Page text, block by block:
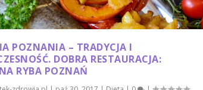
POZNANIA – TRADYCJA I
DOBRA RESTAURACJA:
RYBA POZNAŃ